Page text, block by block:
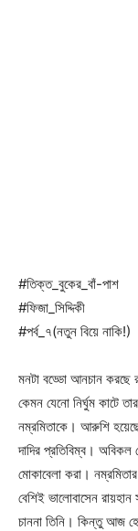
#তিক্ত_বুকের_বাঁ-পাশ
#ফিজা_সিদ্দিকী
#পর্ব_৭(নতুন বিয়ে নাকি!)
মনটা বড্ডো আনচান করছে
কেমন যেনো নির্ঘুম কাটে
নম্রমিতাকে। আরুশি
দাদির প্রতিবিম্ব। অবিকল
মোকাবেলা করা।
বেশিই ভালোবাসেন
চাননা তিনি। কিন্তু আজ